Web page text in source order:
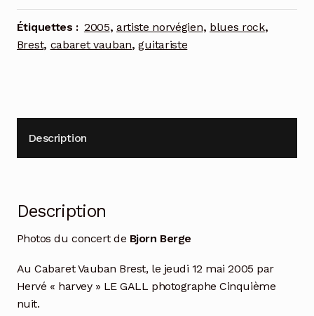
Étiquettes : 2005, artiste norvégien, blues rock,
Brest, cabaret vauban,guitariste
Description
Description
Photos du concert de Bjorn Berge
Au Cabaret Vauban Brest, le jeudi 12 mai 2005 par
Hervé « harvey » LE GALL photographe Cinquième
nuit.